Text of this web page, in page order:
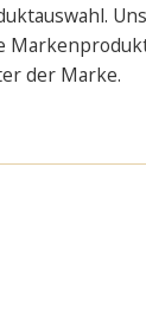
der Marke.